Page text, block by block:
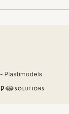
Plastimodels